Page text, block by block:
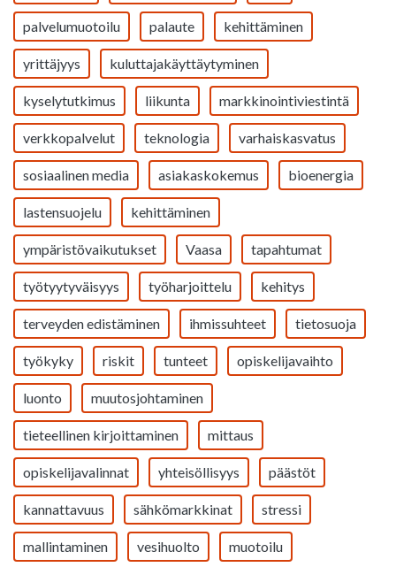
palvelumuotoilu palaute kehittäminen
yrittäjyys kuluttajakäyttäytyminen
kyselytutkimus liikunta markkinointiviestintä
verkkopalvelut teknologia varhaiskasvatus
sosiaalinen media asiakaskokemus bioenergia
lastensuojelu kehittäminen
ympäristövaikutukset Vaasa tapahtumat
työtyytyväisyys työharjoittelu kehitys
terveyden edistäminen ihmissuhteet tietosuoja
työkyky riskit tunteet opiskelijavaihto
luonto muutosjohtaminen
tieteellinen kirjoittaminen mittaus
opiskelijavalinnat yhteisöllisyys päästöt
kannattavuus sähkömarkkinat stressi
mallintaminen vesihuolto muotoilu